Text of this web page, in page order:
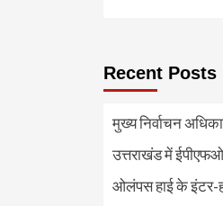
Recent Posts
मुख्य निर्वाचन
उत्तराखंड में
ओलंपस हाई के इंटर-